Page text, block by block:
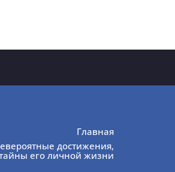
Главная
достижения,
его личной жизни